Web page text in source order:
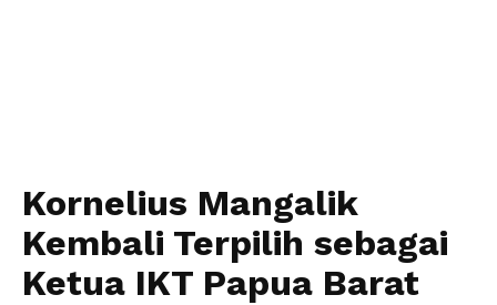
Kornelius Mangalik
Kembali Terpilih sebagai
Ketua IKT Papua Barat